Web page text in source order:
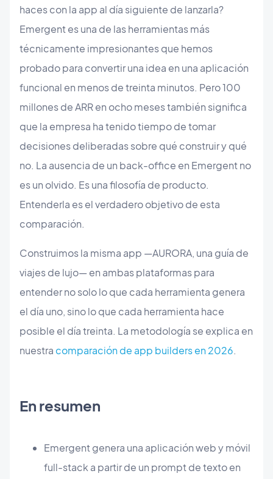
haces con la app al día siguiente de lanzarla?
Emergent es una de las herramientas más
técnicamente impresionantes que hemos
probado para convertir una idea en una aplicación
funcional en menos de treinta minutos. Pero 100
millones de ARR en ocho meses también significa
que la empresa ha tenido tiempo de tomar
decisiones deliberadas sobre qué construir y qué
no. La ausencia de un back-office en Emergent no
es un olvido. Es una filosofía de producto.
Entenderla es el verdadero objetivo de esta
comparación.
Construimos la misma app —AURORA, una guía de
viajes de lujo— en ambas plataformas para
entender no solo lo que cada herramienta genera
el día uno, sino lo que cada herramienta hace
posible el día treinta. La metodología se explica en
nuestra comparación de app builders en 2026.
En resumen
Emergent genera una aplicación web y móvil
full-stack a partir de un prompt de texto en